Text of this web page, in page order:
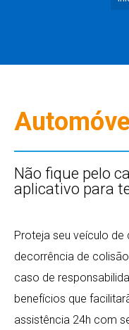
Automóvel
Não fique pelo
aplicativo para
Proteja seu veículo
decorrência de
caso de
benefícios que
assistência 24h com